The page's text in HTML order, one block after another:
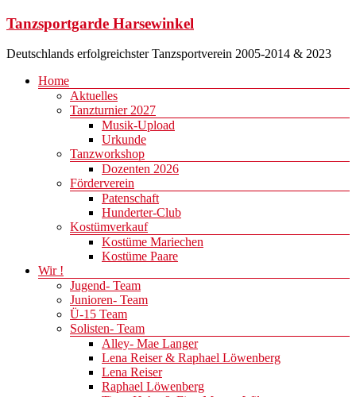
Zum
springen
Tanzsportgarde Harsewinkel
Deutschlands erfolgreichster Tanzsportverein 2005-2014 & 2023
Menü
Home
Aktuelles
Tanzturnier 2027
Musik-Upload
Urkunde
Tanzworkshop
Dozenten 2026
Förderverein
Patenschaft
Hunderter-Club
Kostümverkauf
Kostüme Mariechen
Kostüme Paare
Wir !
Jugend- Team
Junioren- Team
Ü-15 Team
Solisten- Team
Alley- Mae Langer
Lena Reiser & Raphael Löwenberg
Lena Reiser
Raphael Löwenberg